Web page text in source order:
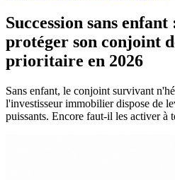
Succession sans
protéger son conjoint
prioritaire en 2026
Sans enfant, le conjoint survivant
l'investisseur immobilier dispose de
puissants. Encore faut-il les activer à